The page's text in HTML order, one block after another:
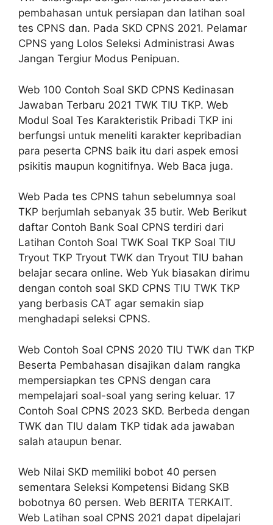
pembahasan untuk persiapan dan latihan soal
tes CPNS dan. Pada SKD CPNS 2021. Pelamar
CPNS yang Lolos Seleksi Administrasi Awas
Jangan Tergiur Modus Penipuan.
Web 100 Contoh Soal SKD CPNS Kedinasan
Jawaban Terbaru 2021 TWK TIU TKP. Web
Modul Soal Tes Karakteristik Pribadi TKP ini
berfungsi untuk meneliti karakter kepribadian
para peserta CPNS baik itu dari aspek emosi
psikitis maupun kognitifnya. Web Baca juga.
Web Pada tes CPNS tahun sebelumnya soal
TKP berjumlah sebanyak 35 butir. Web Berikut
daftar Contoh Bank Soal CPNS terdiri dari
Latihan Contoh Soal TWK Soal TKP Soal TIU
Tryout TKP Tryout TWK dan Tryout TIU bahan
belajar secara online. Web Yuk biasakan dirimu
dengan contoh soal SKD CPNS TIU TWK TKP
yang berbasis CAT agar semakin siap
menghadapi seleksi CPNS.
Web Contoh Soal CPNS 2020 TIU TWK dan TKP
Beserta Pembahasan disajikan dalam rangka
mempersiapkan tes CPNS dengan cara
mempelajari soal-soal yang sering keluar. 17
Contoh Soal CPNS 2023 SKD. Berbeda dengan
TWK dan TIU dalam TKP tidak ada jawaban
salah ataupun benar.
Web Nilai SKD memiliki bobot 40 persen
sementara Seleksi Kompetensi Bidang SKB
bobotnya 60 persen. Web BERITA TERKAIT.
Web Latihan soal CPNS 2021 dapat dipelajari